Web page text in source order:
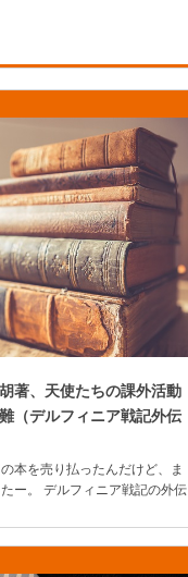
著、天使たちの課外活動
（デルフィニア戦記外伝
本を売り払ったんだけど、ま
ー。 デルフィニア戦記の外伝